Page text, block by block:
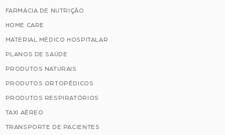
FARMÁCIA DE NUTRIÇÃO
HOME CARE
MATERIAL MÉDICO HOSPITALAR
PLANOS DE SAÚDE
PRODUTOS NATURAIS
PRODUTOS ORTOPÉDICOS
PRODUTOS RESPIRATÓRIOS
TAXI AÉREO
TRANSPORTE DE PACIENTES